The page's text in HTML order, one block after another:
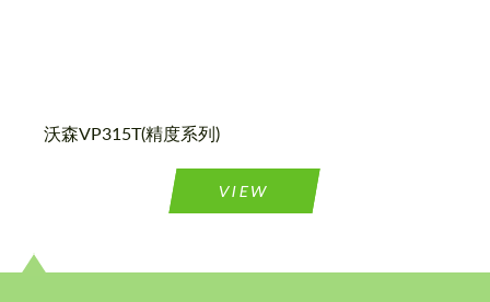
沃森VP315T(精度系列)
VIEW
Please use this form to fill in some basic
information for your price request. We will
Please use this form to fill in some basic
information for your price request. We will